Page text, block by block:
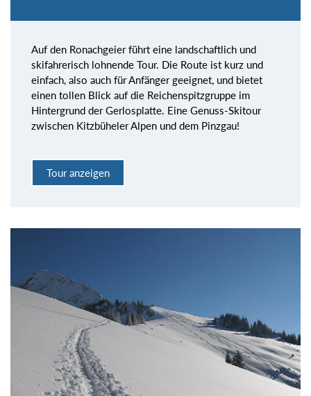
Auf den Ronachgeier führt eine landschaftlich und
skifahrerisch lohnende Tour. Die Route ist kurz und
einfach, also auch für Anfänger geeignet, und bietet
einen tollen Blick auf die Reichenspitzgruppe im
Hintergrund der Gerlosplatte. Eine Genuss-Skitour
zwischen Kitzbüheler Alpen und dem Pinzgau!
Tour anzeigen